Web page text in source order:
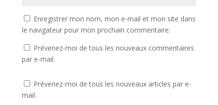
Enregistrer mon nom, mon e-mail et mon site dans
le navigateur pour mon prochain commentaire.
Prévenez-moi de tous les nouveaux commentaires
par e-mail.
Prévenez-moi de tous les nouveaux articles par e-
mail.